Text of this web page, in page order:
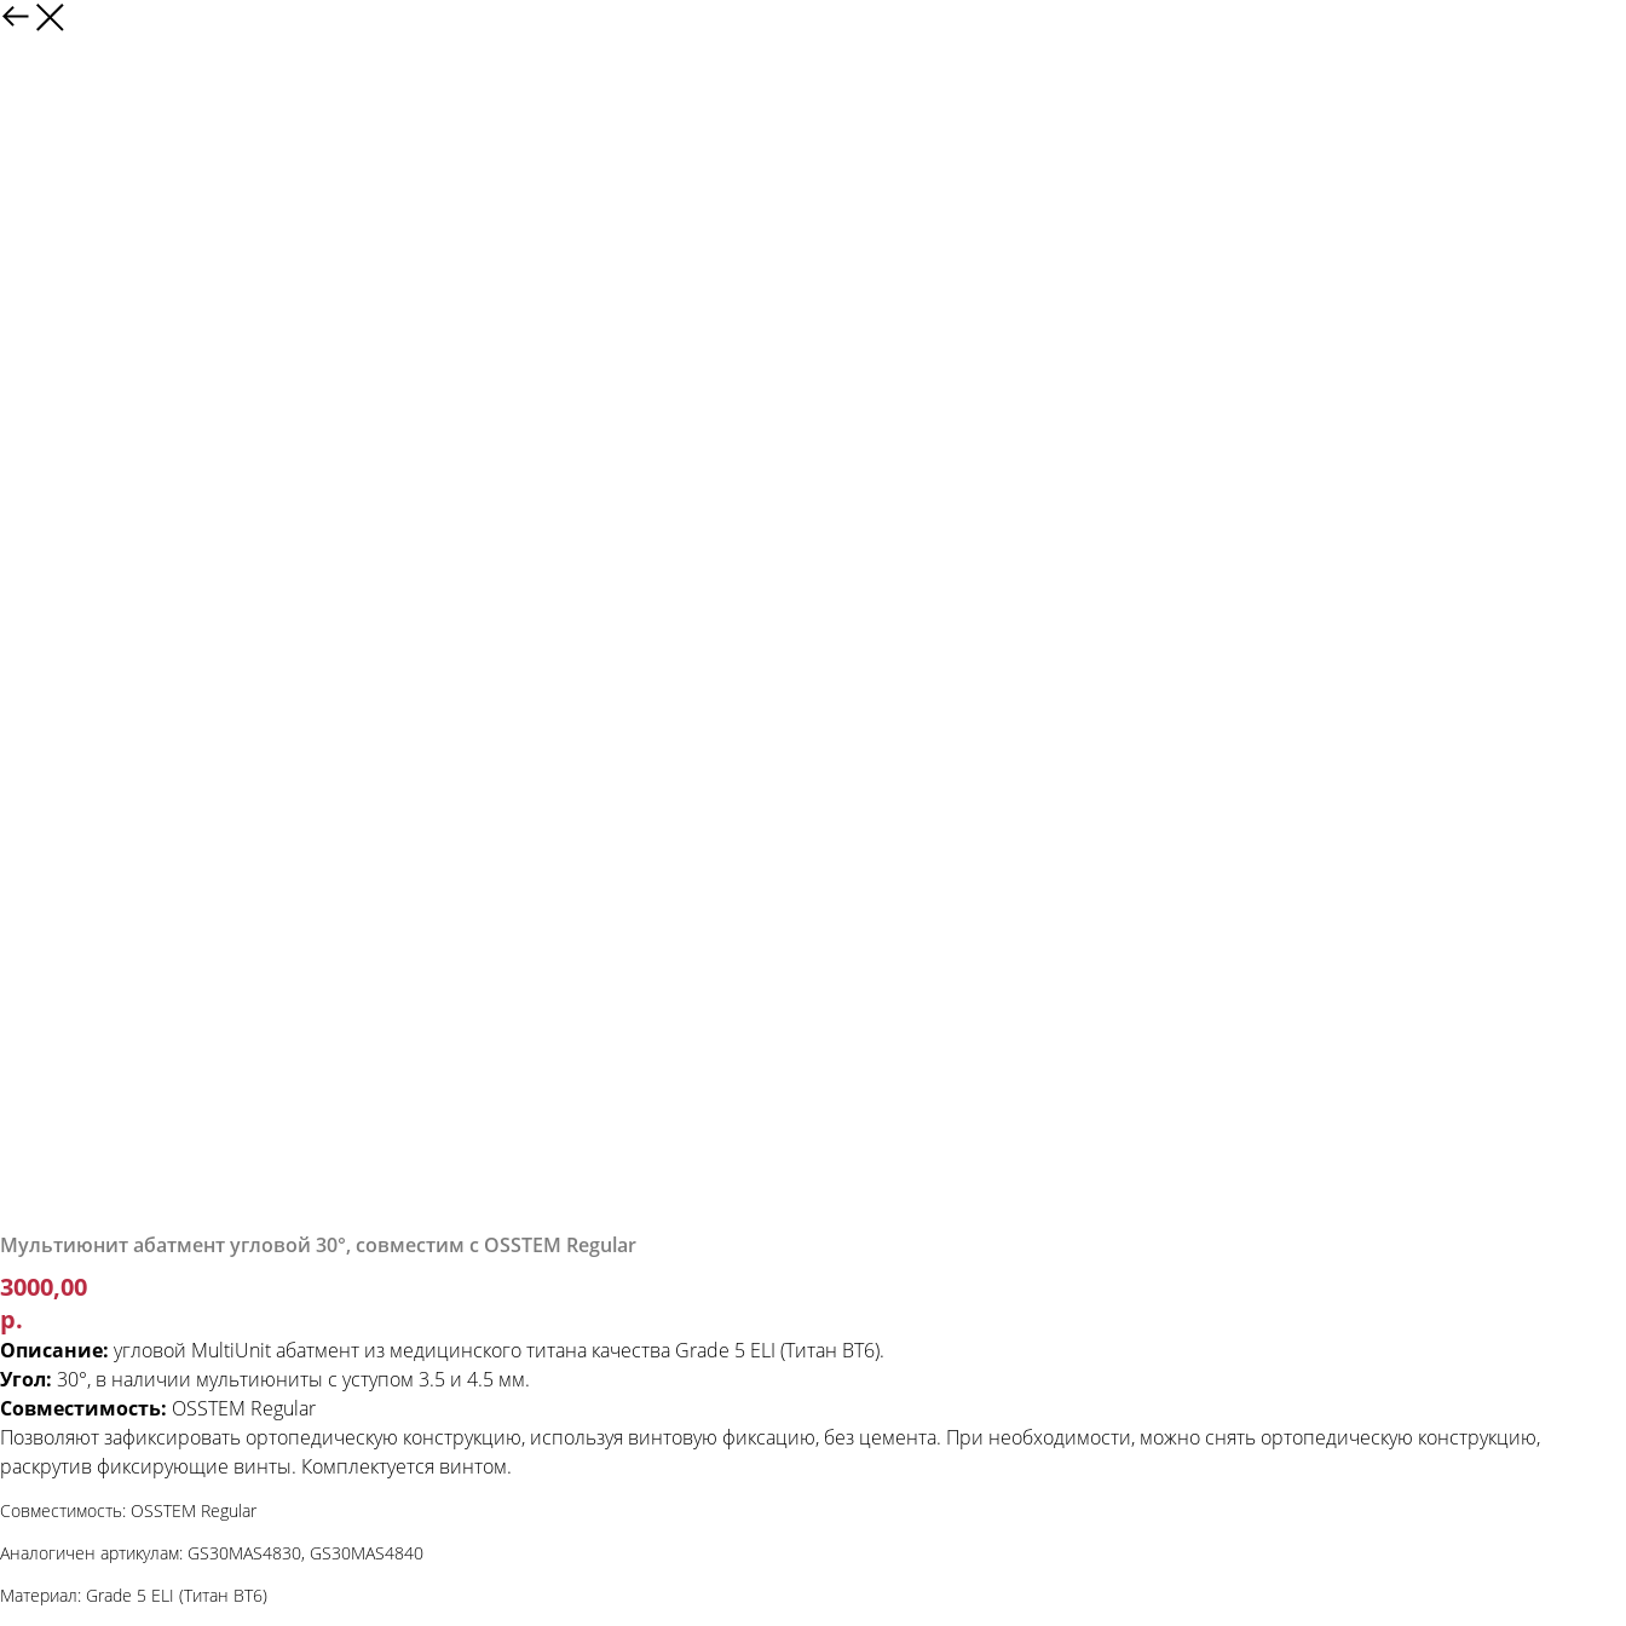
Мультиюнит абатмент угловой 30°, совместим с OSSTEM Regular
3000,00
р.
Описание: угловой MultiUnit абатмент из медицинского титана качества Grade 5 ELI (Титан ВТ6).
Угол: 30°, в наличии мультиюниты с уступом 3.5 и 4.5 мм.
Совместимость: OSSTEM Regular
Позволяют зафиксировать ортопедическую конструкцию, используя винтовую фиксацию, без цемента. При необходимости, можно снять ортопедическую конструкцию,
раскрутив фиксирующие винты. Комплектуется винтом.
Совместимость: OSSTEM Regular
Аналогичен артикулам: GS30MAS4830, GS30MAS4840
Материал: Grade 5 ELI (Титан ВТ6)